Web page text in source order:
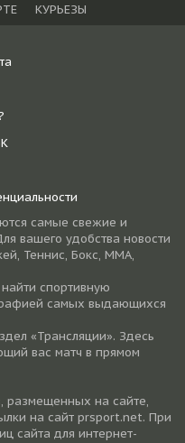
КУРЬЕЗЫ
самые свежие и
вашего удобства новости
Теннис, Бокс, ММА,
спортивную
самых выдающихся
«Трансляции». Здесь
вас матч в прямом
размещенных на сайте,
на cайт prsport.net. При
сайта для интернет-